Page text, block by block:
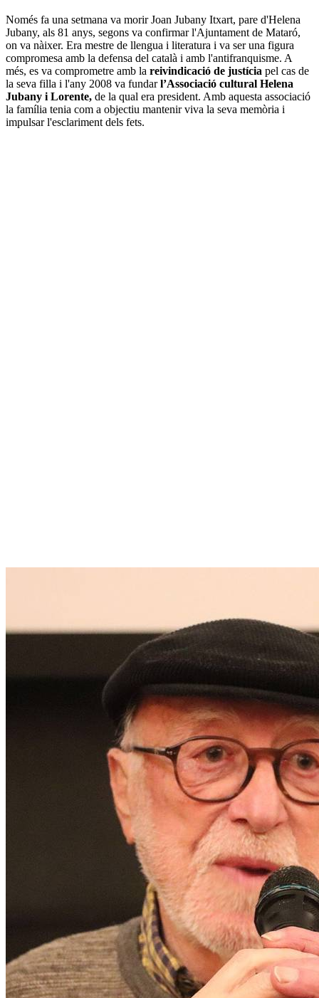
Només fa una setmana va morir Joan Jubany Itxart, pare d'Helena
Jubany, als 81 anys, segons va confirmar l'Ajuntament de Mataró,
on va nàixer. Era mestre de llengua i literatura i va ser una figura
compromesa amb la defensa del català i amb l'antifranquisme. A
més, es va comprometre amb la reivindicació de justícia pel cas de
la seva filla i l'any 2008 va fundarl’Associació cultural Helena
Jubany i Lorente, de la qual era president. Amb aquesta associació
la família tenia com a objectiu mantenir viva la seva memòria i
impulsar l'esclariment dels fets.